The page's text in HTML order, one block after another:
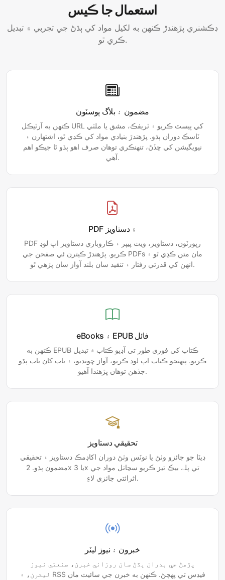
استعمال جا ڪيس
ڊڪشنري پڙهندڙ ڪنهن به لکيل مواد کي ٻڌڻ جي تجربي ۾ تبديل
ڪري ٿو.
مضمون ۽ بلاگ پوسٽون
ڪنهن به آرٽيڪل URL کي پيسٽ ڪريو ۽ ٽريفڪ، مشق يا ملٽي
ٽاسڪ دوران ٻڌو. پڙهندڙ بنيادي مواد کي ڪڍي ٿو، اشتهارن ۽
نيويگيشن کي ڇڏڻ، تنهنڪري توهان صرف اهو ٻڌو ٿا جيڪو اهم
آهي.
PDF ۽ دستاويز
PDF رپورٽون، دستاويز، ويٽ پيپر ۽ ڪاروباري دستاويز اپ لوڊ
ڪريو. پڙهندڙ ڪيترن ئي صفحن جي PDFs مان متن ڪڍي ٿو ۽
انهن کي قدرتي رفتار ۽ تنقيد سان بلند آواز سان پڙهي ٿو.
eBooks ۽ EPUB فائل
ڪنهن به EPUB ڪتاب کي فوري طور تي آڊيو ڪتاب ۾ تبديل
ڪريو. پنھنجو ڪتاب اپ لوڊ ڪريو، آواز چونڊيو، ۽ باب کان باب ٻڌو
جڏھن توھان پڙهندا آھيو.
تحقيقي دستاويز
ڊيٽا جو جائزو وٺڻ يا نوٽس وٺڻ دوران اکاڊمڪ دستاويز ۽ تحقيقي
مضمون ٻڌو. 2x يا 3x تي پلے بيڪ تيز ڪريو سڃاتل مواد جي
اثرائتي جائزي لاءِ.
خبرون ۽ نيوز ليٽر
پڙهڻ جي بدران ٻڌڻ سان روزاني خبرن، صنعتي نيوز
ليٽرن، ۽ RSS فيڊس تي پهچڻ. ڪنهن به خبرن جي سائيٽ مان